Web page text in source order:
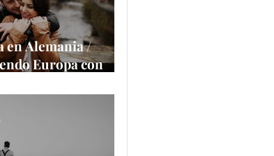
en Alemania /
Europa con